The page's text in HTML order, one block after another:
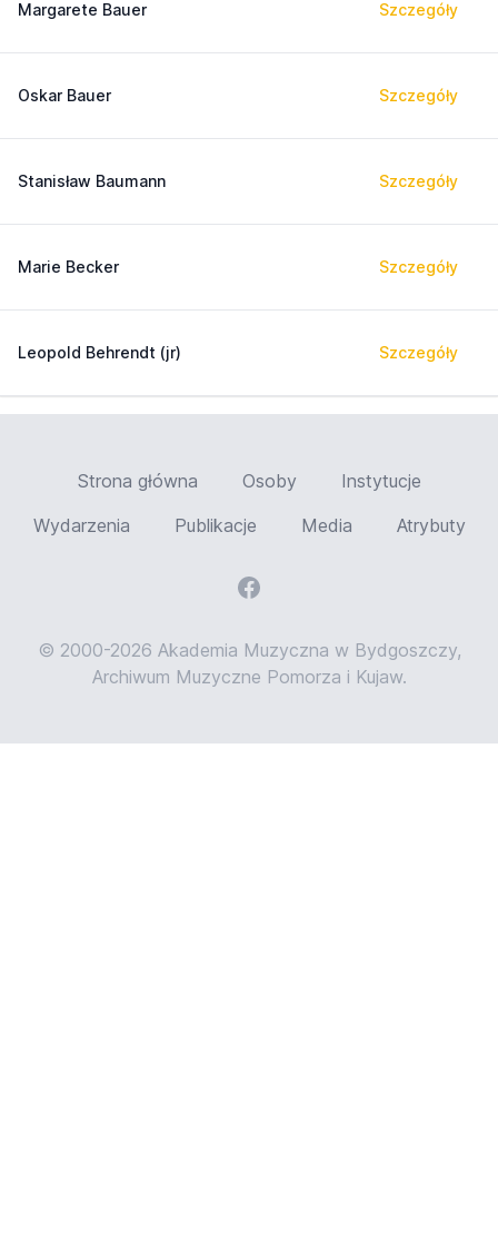
Margarete Bauer Szczegóły
Oskar Bauer Szczegóły
Stanisław Baumann Szczegóły
Marie Becker Szczegóły
Leopold Behrendt (jr) Szczegóły
Strona główna Osoby
Instytucje
Wydarzenia
Publikacje Media Atrybuty
© 2000-2026 Akademia Muzyczna w Bydgoszczy,
Archiwum Muzyczne Pomorza i Kujaw.